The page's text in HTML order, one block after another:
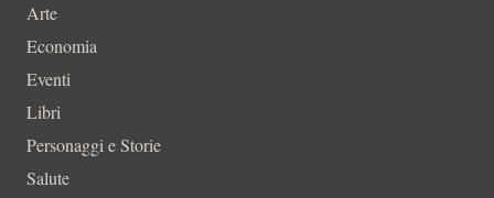
Arte
Economia
Eventi
Libri
Personaggi e Storie
Salute